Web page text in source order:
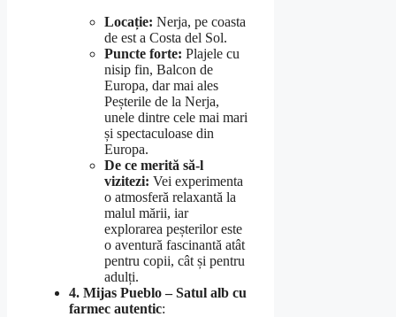
Locație: Nerja, pe coasta
de est a Costa del Sol.
Puncte forte: Plajele cu
nisip fin, Balcon de
Europa, dar mai ales
Peșterile de la Nerja,
unele dintre cele mai mari
și spectaculoase din
Europa.
De ce merită să-l
vizitezi: Vei experimenta
o atmosferă relaxantă la
malul mării, iar
explorarea peșterilor este
o aventură fascinantă atât
pentru copii, cât și pentru
adulți.
4. Mijas Pueblo – Satul alb cu
farmec autentic: